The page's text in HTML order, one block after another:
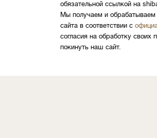
обязательной ссылкой на
Мы получаем и обрабатываем
сайта в соответствии с
согласия на обработку
покинуть наш сайт.